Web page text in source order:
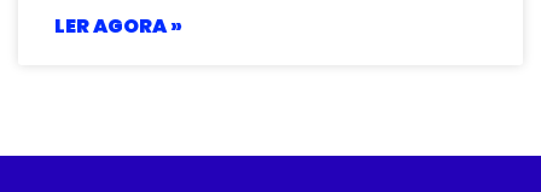
LER AGORA »